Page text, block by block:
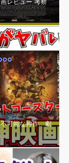
レビュー 考察
不可能な神作…劇